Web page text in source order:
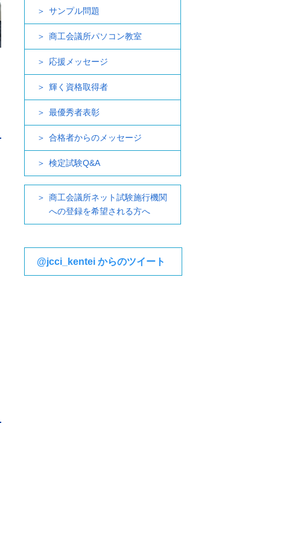
サンプル問題
商工会議所パソコン教室
応援メッセージ
輝く資格取得者
最優秀者表彰
合格者からのメッセージ
検定試験Q&A
商工会議所ネット試験施行機関
への登録を希望される方へ
@jcci_kentei からのツイート